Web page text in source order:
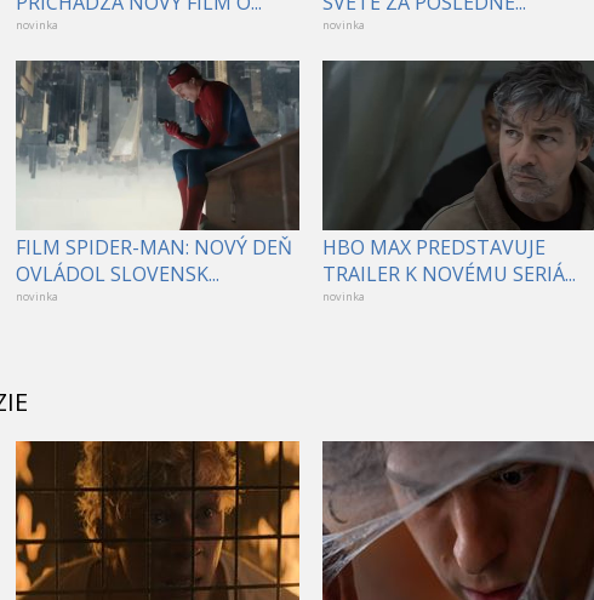
novinka novinka
FILM SPIDER-MAN: NOVÝ DEŇ
OVLÁDOL SLOVENSK...
novinka
HBO MAX PREDSTAVUJE
TRAILER K NOVÉMU SERIÁ...
novinka